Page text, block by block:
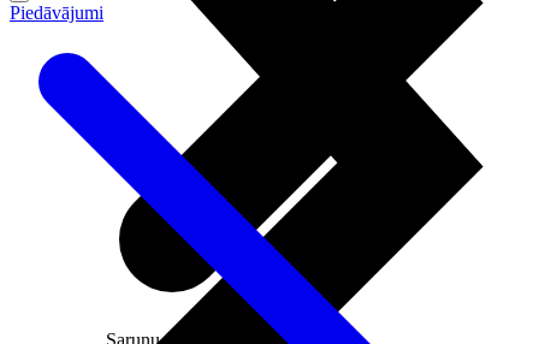
Sarunu pieslēgumi
Piedāvājumi